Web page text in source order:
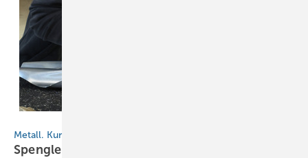
Metall. Kunst. Design.
Spengler experimentieren in